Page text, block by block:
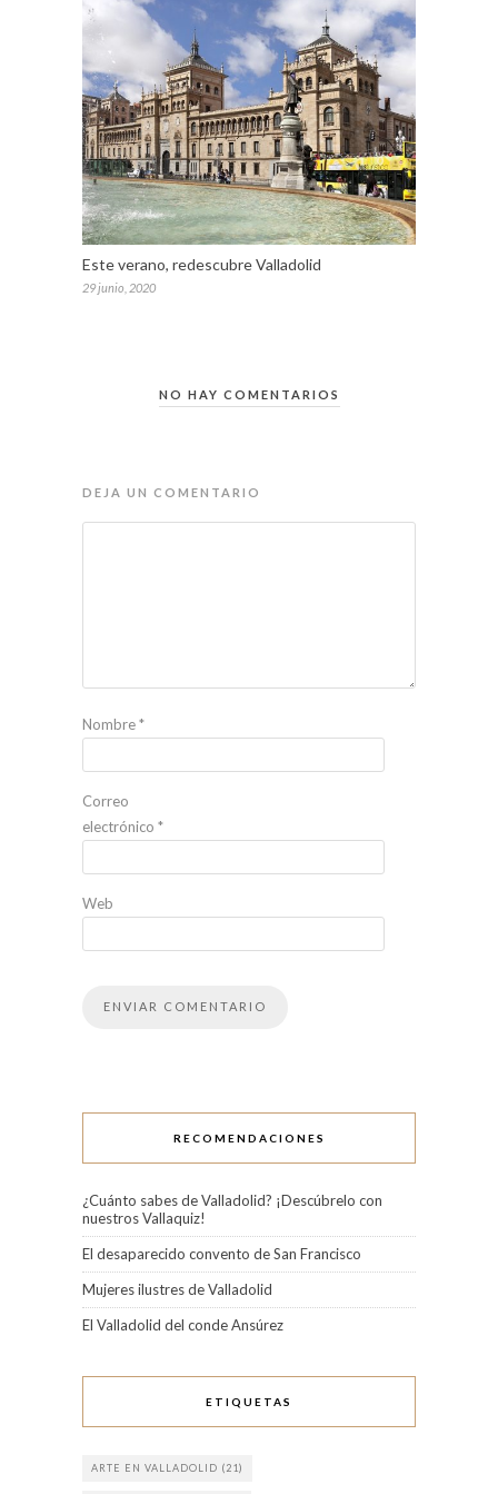
Este verano, redescubre Valladolid
29 junio, 2020
NO HAY COMENTARIOS
DEJA UN COMENTARIO
Nombre*
Correo
electrónico *
Web
RECOMENDACIONES
¿Cuánto sabes de Valladolid? ¡Descúbrelo con
nuestros Vallaquiz!
El desaparecido convento de San Francisco
Mujeres ilustres de Valladolid
El Valladolid del conde Ansúrez
ETIQUETAS
ARTE EN VALLADOLID (21)